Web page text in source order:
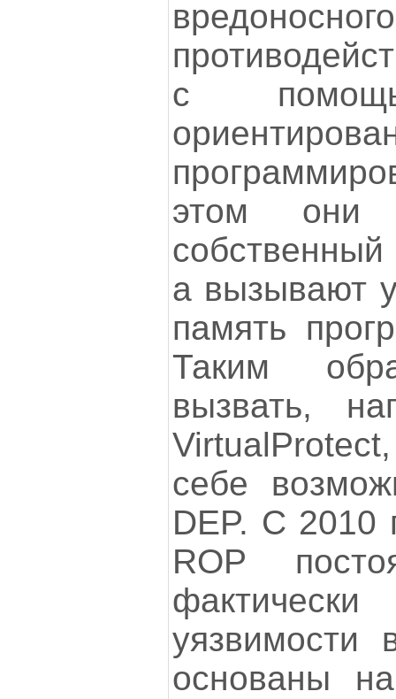
с
этом они
а вызывают
память
Таким
вызвать,
себе
DEP. С 2010
ROP
уязвимости
основаны